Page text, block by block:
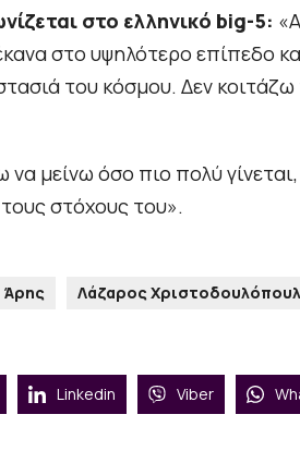
στο ελληνικό big-5:
στο υψηλότερο επίπεδο
του κόσμου. Δεν
να μείνω όσο πιο πολύ
στόχους του».
Άρης Λάζαρος
Linkedin Viber